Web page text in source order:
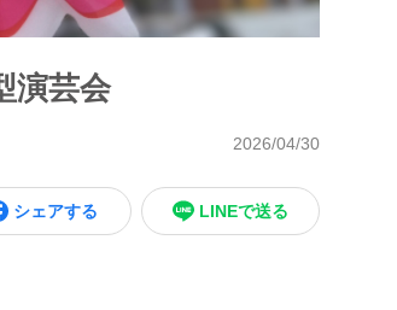
演芸会
2026/04/30
シェアする LINEで送る